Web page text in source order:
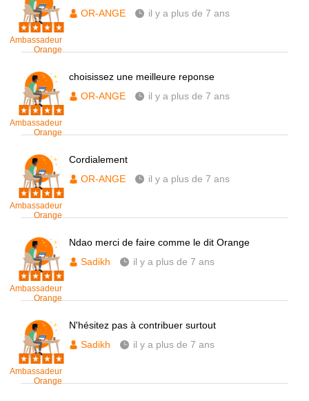
Ambassadeur
Orange
OR-ANGE
il y a plus de 7 ans
Ambassadeur
Orange
choisissez une meilleure reponse
OR-ANGE
il y a plus de 7 ans
Ambassadeur
Orange
Cordialement
OR-ANGE
il y a plus de 7 ans
Ambassadeur
Orange
Ndao merci de faire comme le dit Orange
Sadikh
il y a plus de 7 ans
Ambassadeur
Orange
N'hésitez pas à contribuer surtout
Sadikh
il y a plus de 7 ans